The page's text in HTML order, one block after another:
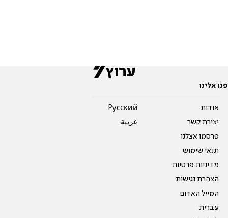
פנו אלינו
אודות
יצירת קשר
פרסמו אצלנו
תנאי שימוש
מדיניות פרטיות
הצהרת נגישות
המייל האדום
עברית
Pусский
عربية